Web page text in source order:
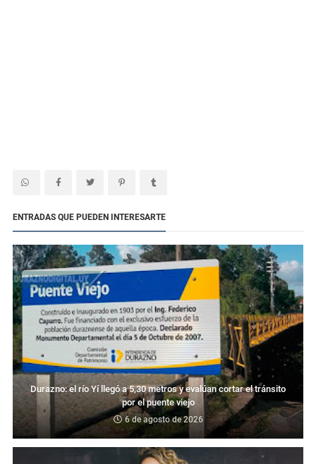
ENTRADAS QUE PUEDEN INTERESARTE
Durazno: el río Yí llegó a 5,30 metros y evalúan cortar el tránsito
por el puente viejo
6 de agosto de 2026